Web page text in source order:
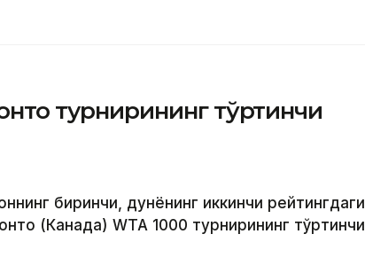
турнирининг тўртинчи
биринчи, дунёнинг иккинчи рейтингдаги
(Канада) WТА 1000 турнирининг тўртинчи